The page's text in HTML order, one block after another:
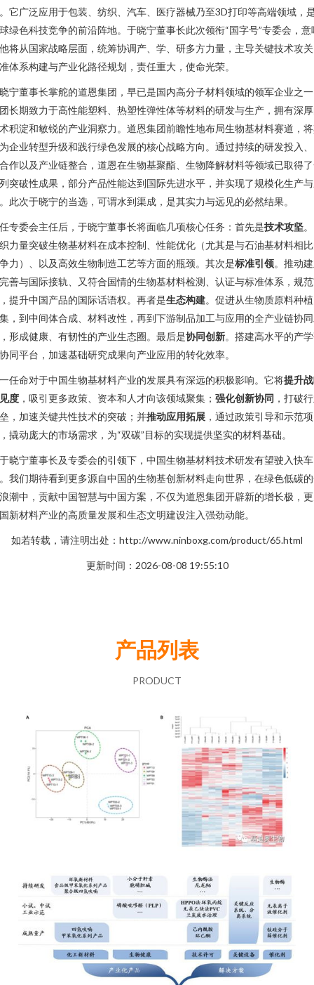
它广泛应用于包装、纺织、汽车、医疗器械乃至3D打印等高端领域，
绿色科技竞争的前沿阵地。于晓宁董事长此次领衔“国字号”专委会，意
将从国家战略层面，统筹协调产、学、研多方力量，主导关键技术攻
体系构建与产业化路径规划，责任重大，使命光荣。
宁董事长掌舵的道恩集团，早已是国内高分子材料领域的领军企业之
长期致力于高性能塑料、热塑性弹性体等材料的研发与生产，拥有深
积淀和敏锐的产业洞察力。道恩集团前瞻性地布局生物基材料赛道，
企业转型升级和践行绿色发展的核心战略方向。通过持续的研发投入
作以及产业链整合，道恩在生物基聚酯、生物降解材料等领域已取得
突破性成果，部分产品性能达到国际先进水平，并实现了规模化生产
此次于晓宁的当选，可谓水到渠成，是其实力与远见的必然结果。
专委会主任后，于晓宁董事长将面临几项核心任务：首先是技术攻坚
力量突破生物基材料在成本控制、性能优化（尤其是与石油基材料相
力）、以及高效生物制造工艺等方面的瓶颈。其次是标准引领。推动
善与国际接轨、又符合国情的生物基材料检测、认证与标准体系，规
提升中国产品的国际话语权。再者是生态构建。促进从生物质原料种
，到中间体合成、材料改性，再到下游制品加工与应用的全产业链协
形成健康、有韧性的产业生态圈。最后是协同创新。搭建高水平的产
同平台，加速基础研究成果向产业应用的转化效率。
任命对于中国生物基材料产业的发展具有深远的积极影响。它将提升
度 ，吸引更多政策、资本和人才向该领域聚集； 强化创新协同 ，打破
，加速关键共性技术的突破；并推动应用拓展 ，通过政策引导和示范项
撬动庞大的市场需求，为“双碳”目标的实现提供坚实的材料基础。
晓宁董事长及专委会的引领下，中国生物基材料技术研发有望驶入快车
我们期待看到更多源自中国的生物基创新材料走向世界，在绿色低碳
潮中，贡献中国智慧与中国方案，不仅为道恩集团开辟新的增长极，
新材料产业的高质量发展和生态文明建设注入强劲动能。
如若转载，请注明出处：http://www.ninboxg.com/product/65.html
更新时间：2026-08-08 19:55:10
产品列表
PRODUCT